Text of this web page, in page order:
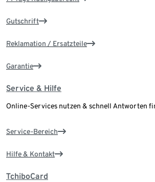
Gutschrift
Reklamation / Ersatzteile
Garantie
Service & Hilfe
Online-Services nutzen & schnell Antworten
Service-Bereich
Hilfe & Kontakt
TchiboCard